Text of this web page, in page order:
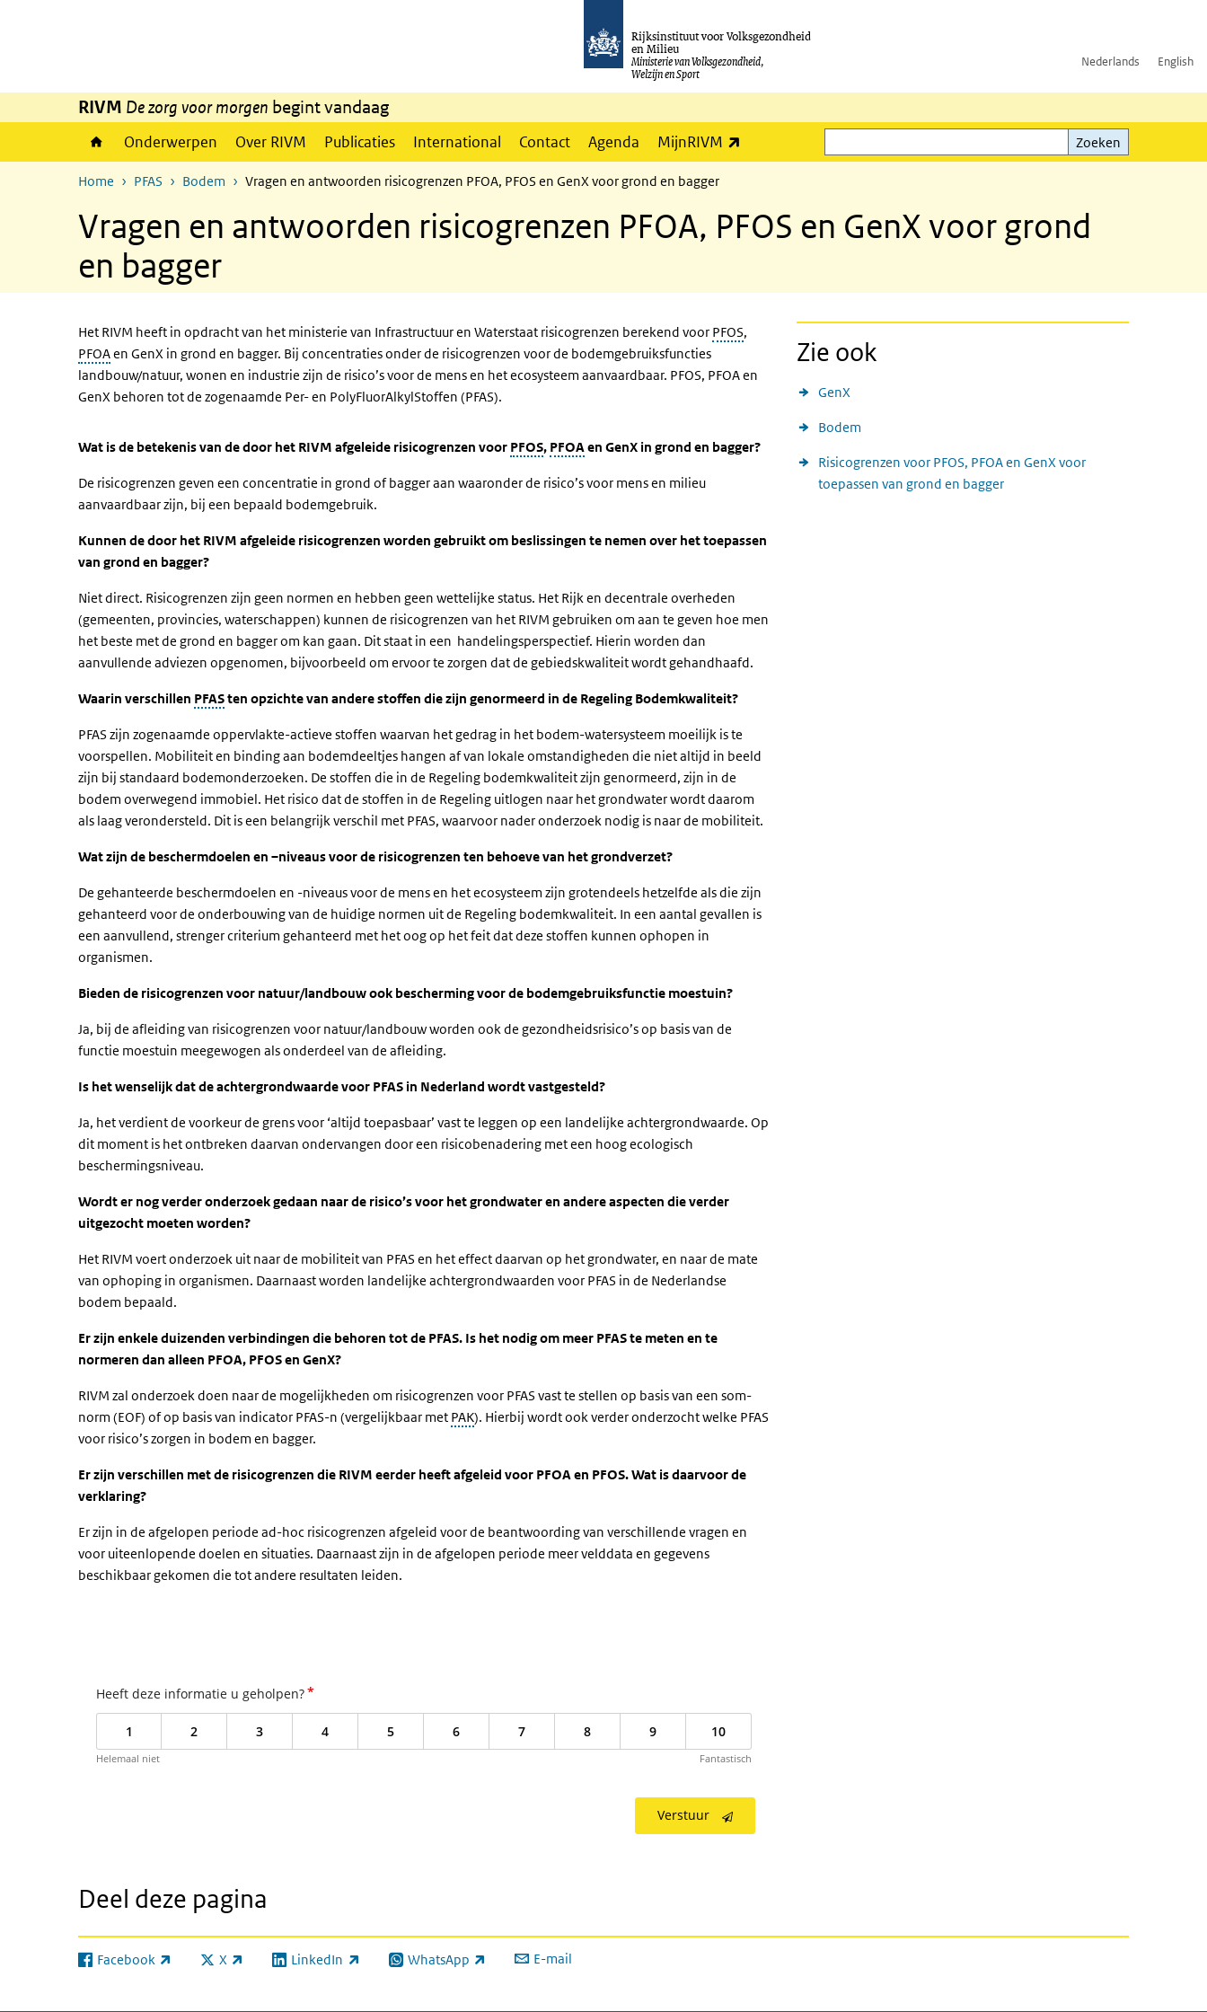
Rijksinstituut voor Volksgezondheid
en Milieu
Ministerie van Volksgezondheid,
Welzijn en Sport
Nederlands English
RIVM De zorg voor morgen begint vandaag
Onderwerpen Over RIVM Publicaties International Contact Agenda MijnRIVM
Zoeken
Zoeken
Home PFAS Bodem Vragen en antwoorden risicogrenzen PFOA, PFOS en GenX voor grond en bagger
Vragen en antwoorden risicogrenzen PFOA, PFOS en GenX voor grond
en bagger
Het RIVM heeft in opdracht van het ministerie van Infrastructuur en Waterstaat risicogrenzen berekend voor PFOS,
PFOAen GenX in grond en bagger. Bij concentraties onder de risicogrenzen voor de bodemgebruiksfuncties
landbouw/natuur, wonen en industrie zijn de risico’s voor de mens en het ecosysteem aanvaardbaar. PFOS, PFOA en
GenX behoren tot de zogenaamde Per- en PolyFluorAlkylStoffen (PFAS).
Wat is de betekenis van de door het RIVM afgeleide risicogrenzen voor PFOS, PFOAen GenX in grond en bagger?
De risicogrenzen geven een concentratie in grond of bagger aan waaronder de risico’s voor mens en milieu
aanvaardbaar zijn, bij een bepaald bodemgebruik.
Kunnen de door het RIVM afgeleide risicogrenzen worden gebruikt om beslissingen te nemen over het toepassen
van grond en bagger?
Niet direct. Risicogrenzen zijn geen normen en hebben geen wettelijke status. Het Rijk en decentrale overheden
(gemeenten, provincies, waterschappen) kunnen de risicogrenzen van het RIVM gebruiken om aan te geven hoe men
het beste met de grond en bagger om kan gaan. Dit staat in een handelingsperspectief. Hierin worden dan
aanvullende adviezen opgenomen, bijvoorbeeld om ervoor te zorgen dat de gebiedskwaliteit wordt gehandhaafd.
Waarin verschillen PFASten opzichte van andere stoffen die zijn genormeerd in de Regeling Bodemkwaliteit?
PFAS zijn zogenaamde oppervlakte-actieve stoffen waarvan het gedrag in het bodem-watersysteem moeilijk is te
voorspellen. Mobiliteit en binding aan bodemdeeltjes hangen af van lokale omstandigheden die niet altijd in beeld
zijn bij standaard bodemonderzoeken. De stoffen die in de Regeling bodemkwaliteit zijn genormeerd, zijn in de
bodem overwegend immobiel. Het risico dat de stoffen in de Regeling uitlogen naar het grondwater wordt daarom
als laag verondersteld. Dit is een belangrijk verschil met PFAS, waarvoor nader onderzoek nodig is naar de mobiliteit.
Wat zijn de beschermdoelen en –niveaus voor de risicogrenzen ten behoeve van het grondverzet?
De gehanteerde beschermdoelen en -niveaus voor de mens en het ecosysteem zijn grotendeels hetzelfde als die zijn
gehanteerd voor de onderbouwing van de huidige normen uit de Regeling bodemkwaliteit. In een aantal gevallen is
een aanvullend, strenger criterium gehanteerd met het oog op het feit dat deze stoffen kunnen ophopen in
organismen.
Bieden de risicogrenzen voor natuur/landbouw ook bescherming voor de bodemgebruiksfunctie moestuin?
Ja, bij de afleiding van risicogrenzen voor natuur/landbouw worden ook de gezondheidsrisico’s op basis van de
functie moestuin meegewogen als onderdeel van de afleiding.
Is het wenselijk dat de achtergrondwaarde voor PFAS in Nederland wordt vastgesteld?
Ja, het verdient de voorkeur de grens voor ‘altijd toepasbaar’ vast te leggen op een landelijke achtergrondwaarde. Op
dit moment is het ontbreken daarvan ondervangen door een risicobenadering met een hoog ecologisch
beschermingsniveau.
Wordt er nog verder onderzoek gedaan naar de risico’s voor het grondwater en andere aspecten die verder
uitgezocht moeten worden?
Het RIVM voert onderzoek uit naar de mobiliteit van PFAS en het effect daarvan op het grondwater, en naar de mate
van ophoping in organismen. Daarnaast worden landelijke achtergrondwaarden voor PFAS in de Nederlandse
bodem bepaald.
Er zijn enkele duizenden verbindingen die behoren tot de PFAS. Is het nodig om meer PFAS te meten en te
normeren dan alleen PFOA, PFOS en GenX?
RIVM zal onderzoek doen naar de mogelijkheden om risicogrenzen voor PFAS vast te stellen op basis van een som-
norm (EOF) of op basis van indicator PFAS-n (vergelijkbaar met PAK). Hierbij wordt ook verder onderzocht welke PFAS
voor risico’s zorgen in bodem en bagger.
Er zijn verschillen met de risicogrenzen die RIVM eerder heeft afgeleid voor PFOA en PFOS. Wat is daarvoor de
verklaring?
Er zijn in de afgelopen periode ad-hoc risicogrenzen afgeleid voor de beantwoording van verschillende vragen en
voor uiteenlopende doelen en situaties. Daarnaast zijn in de afgelopen periode meer velddata en gegevens
beschikbaar gekomen die tot andere resultaten leiden.
Heeft deze informatie u geholpen?*
1 2 3 4 5 6 7 8 9 10
Helemaal niet Fantastisch
Verstuur
Zie ook
GenX
Bodem
Risicogrenzen voor PFOS, PFOA en GenX voor
toepassen van grond en bagger
Deel deze pagina
Facebook
(externe link) X
(externe link) LinkedIn
(externe link) WhatsApp
(externe link) E-mail